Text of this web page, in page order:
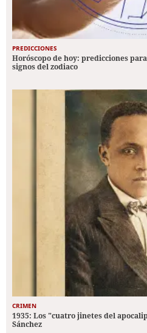
PREDICCIONES
Horóscopo de hoy: predicciones
signos del zodiaco
CRIMEN
1935: Los "cuatro jinetes del
Sánchez